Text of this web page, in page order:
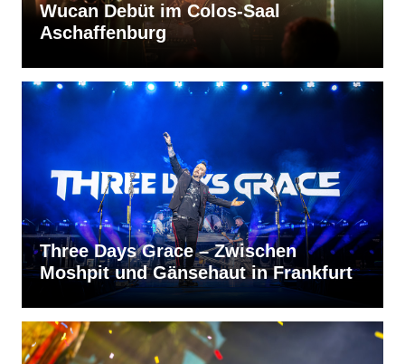
Wucan Debüt im Colos-Saal
Aschaffenburg
Three Days Grace – Zwischen
Moshpit und Gänsehaut in Frankfurt